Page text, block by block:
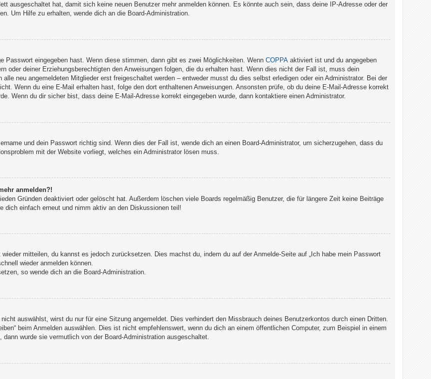
ausgeschaltet hat, damit sich keine neuen Benutzer mehr anmelden können. Es könnte auch sein, dass deine IP-Adresse oder der
Um Hilfe zu erhalten, wende dich an die Board-Administration.
Passwort eingegeben hast. Wenn diese stimmen, dann gibt es zwei Möglichkeiten. Wenn COPPA aktiviert ist und du angegeben
oder deiner Erziehungsberechtigten den Anweisungen folgen, die du erhalten hast. Wenn dies nicht der Fall ist, muss dein
neu angemeldeten Mitglieder erst freigeschaltet werden – entweder musst du dies selbst erledigen oder ein Administrator. Bei der
Wenn du eine E-Mail erhalten hast, folge den dort enthaltenen Anweisungen. Ansonsten prüfe, ob du deine E-Mail-Adresse korrekt
Wenn du dir sicher bist, dass deine E-Mail-Adresse korrekt eingegeben wurde, dann kontaktiere einen Administrator.
und dein Passwort richtig sind. Wenn dies der Fall ist, wende dich an einen Board-Administrator, um sicherzugehen, dass du
mit der Website vorliegt, welches ein Administrator lösen muss.
anmelden?!
Gründen deaktiviert oder gelöscht hat. Außerdem löschen viele Boards regelmäßig Benutzer, die für längere Zeit keine Beiträge
dich einfach erneut und nimm aktiv an den Diskussionen teil!
mitteilen, du kannst es jedoch zurücksetzen. Dies machst du, indem du auf der Anmelde-Seite auf „Ich habe mein Passwort
wieder anmelden können.
so wende dich an die Board-Administration.
auswählst, wirst du nur für eine Sitzung angemeldet. Dies verhindert den Missbrauch deines Benutzerkontos durch einen Dritten.
beim Anmelden auswählen. Dies ist nicht empfehlenswert, wenn du dich an einem öffentlichen Computer, zum Beispiel in einem
wurde sie vermutlich von der Board-Administration ausgeschaltet.